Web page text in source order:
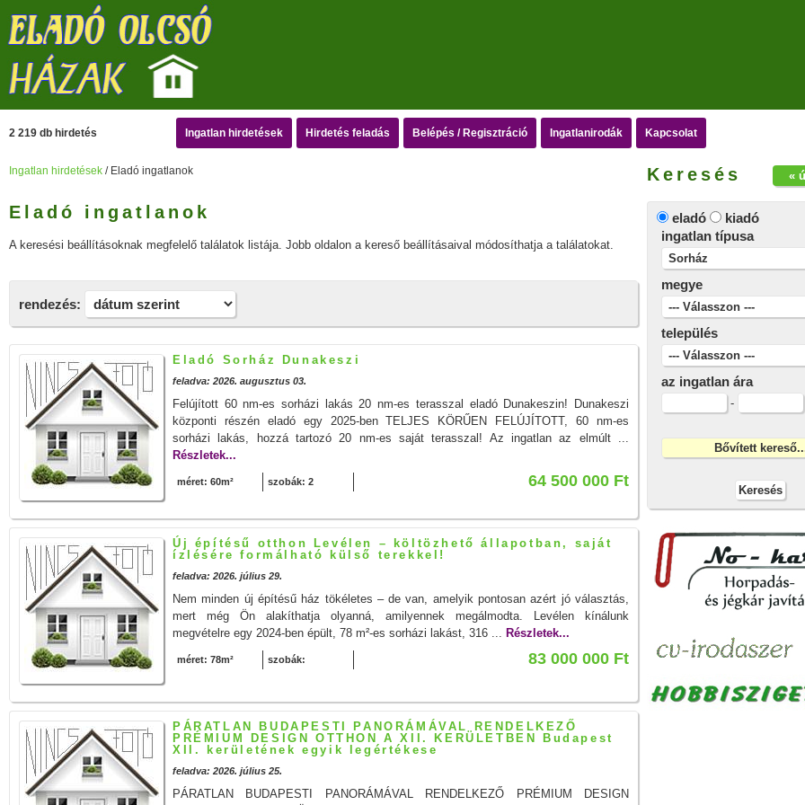
2 219 db hirdetés Ingatlan hirdetések Hirdetés feladás Belépés / Regisztráció Ingatlanirodák Kapcsolat
«
Keresés
eladó
kiadó
ingatlan típusa
megye
település
az ingatlan ára
-
Ingatlan hirdetések / Eladó ingatlanok
Eladó ingatlanok
A keresési beállításoknak megfelelő találatok listája. Jobb oldalon a kereső beállításaival módosíthatja a találatokat.
rendezés:
Eladó Sorház Dunakeszi
feladva: 2026. augusztus 03.
Felújított 60 nm-es sorházi lakás 20 nm-es terasszal eladó Dunakeszin! Dunakeszi
központi részén eladó egy 2025-ben TELJES KÖRŰEN FELÚJÍTOTT, 60 nm-es
sorházi lakás, hozzá tartozó 20 nm-es saját terasszal! Az ingatlan az elmúlt ...
Részletek...
méret: 60m² szobák: 2 64 500 000 Ft
Új építésű otthon Levélen – költözhető állapotban, saját
ízlésére formálható külső terekkel!
feladva: 2026. július 29.
Nem minden új építésű ház tökéletes – de van, amelyik pontosan azért jó választás,
mert még Ön alakíthatja olyanná, amilyennek megálmodta. Levélen kínálunk
megvételre egy 2024-ben épült, 78 m²-es sorházi lakást, 316 ... Részletek...
méret: 78m² szobák: 83 000 000 Ft
PÁRATLAN BUDAPESTI PANORÁMÁVAL RENDELKEZŐ
PRÉMIUM DESIGN OTTHON A XII. KERÜLETBEN Budapest
XII. kerületének egyik legértékese
feladva: 2026. július 25.
PÁRATLAN BUDAPESTI PANORÁMÁVAL RENDELKEZŐ PRÉMIUM DESIGN